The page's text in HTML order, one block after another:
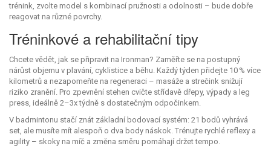
trénink, zvolte model s kombinací pružnosti a odolnosti – bude dobře
reagovat na různé povrchy.
Tréninkové a rehabilitační tipy
Chcete vědět, jak se připravit na Ironman? Zaměřte se na postupný
nárůst objemu v plavání, cyklistice a běhu. Každý týden přidejte 10 % více
kilometrů a nezapomeňte na regeneraci – masáže a strečink snižují
riziko zranění. Pro zpevnění stehen cvičte střídavě dřepy, výpady a leg
press, ideálně 2–3x týdně s dostatečným odpočinkem.
V badmintonu stačí znát základní bodovací systém: 21 bodů vyhrává
set, ale musíte mít alespoň o dva body náskok. Trénujte rychlé reflexy a
agility – skoky na míč a změna směru pomáhají držet tempo.